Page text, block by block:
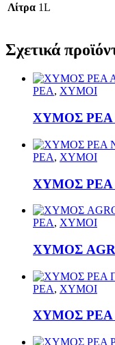
Λίτρα 1L
Σχετικά
ΡΕΑ, ΧΥΜΟΙ
ΧΥΜΟΣ ΡΕΑ
ΡΕΑ, ΧΥΜΟΙ
ΧΥΜΟΣ ΡΕΑ
ΡΕΑ, ΧΥΜΟΙ
ΧΥΜΟΣ
ΡΕΑ, ΧΥΜΟΙ
ΧΥΜΟΣ ΡΕΑ